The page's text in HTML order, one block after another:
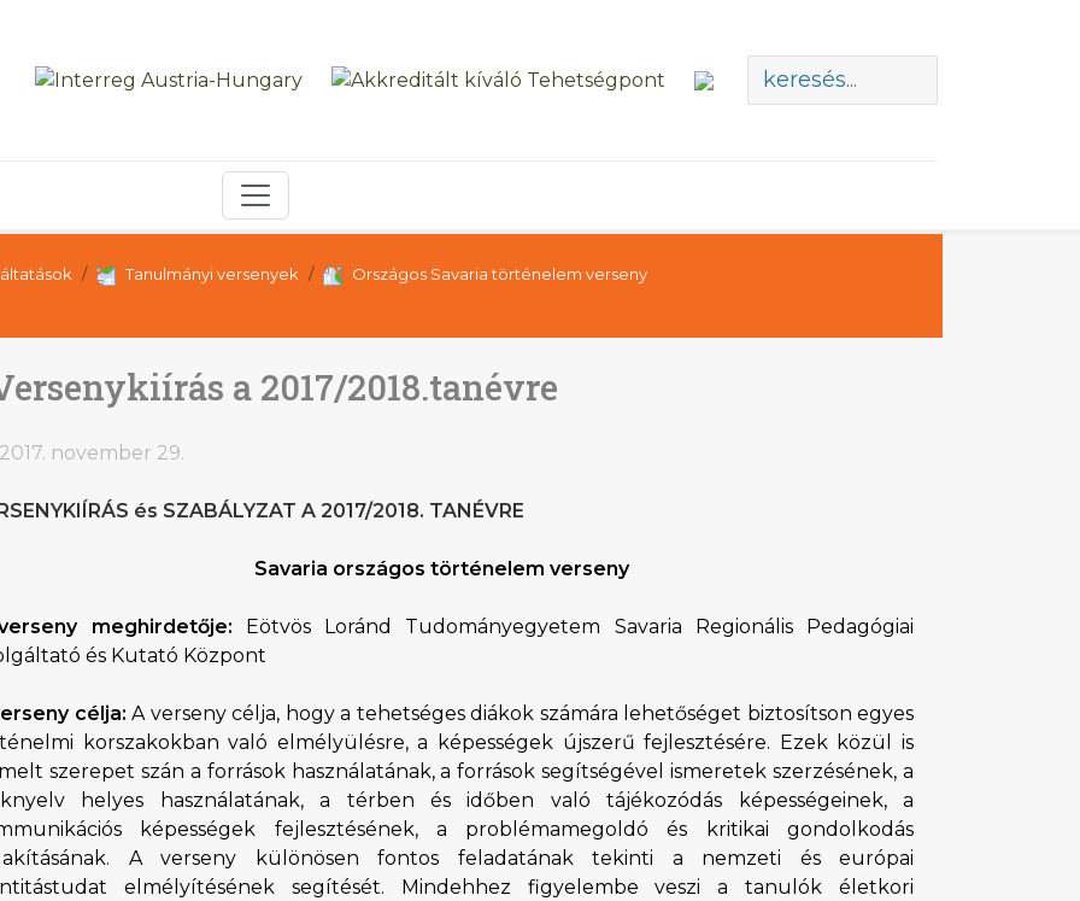
Tanulmányi versenyek
Országos Savaria történelem verseny
a 2017/2018.tanévre
2017. november 29.
és SZABÁLYZAT A 2017/2018. TANÉVRE
Savaria országos történelem verseny
meghirdetője: Eötvös Loránd Tudományegyetem Savaria Regionális Pedagógiai
és Kutató Központ
célja:A verseny célja, hogy a tehetséges diákok számára lehetőséget biztosítson egyes
korszakokban való elmélyülésre, a képességek újszerű fejlesztésére. Ezek közül is
szerepet szán a források használatának, a források segítségével ismeretek szerzésének, a
helyes használatának, a térben és időben való tájékozódás képességeinek, a
képességek fejlesztésének, a problémamegoldó és kritikai gondolkodás
A verseny különösen fontos feladatának tekinti a nemzeti és európai
elmélyítésének segítését. Mindehhez figyelembe veszi a tanulók életkori